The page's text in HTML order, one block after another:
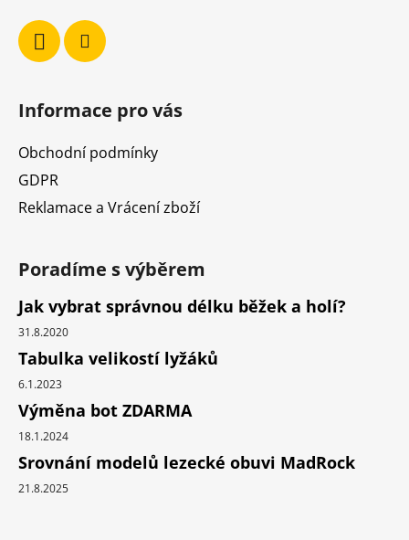
Informace pro vás
Obchodní podmínky
GDPR
Reklamace a Vrácení zboží
Poradíme s výběrem
Jak vybrat správnou délku běžek a holí?
31.8.2020
Tabulka velikostí lyžáků
6.1.2023
Výměna bot ZDARMA
18.1.2024
Srovnání modelů lezecké obuvi MadRock
21.8.2025